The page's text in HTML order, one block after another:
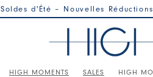
Soldes d'Été – Nouvelles
HIGH MOMENTS SALES HIGH